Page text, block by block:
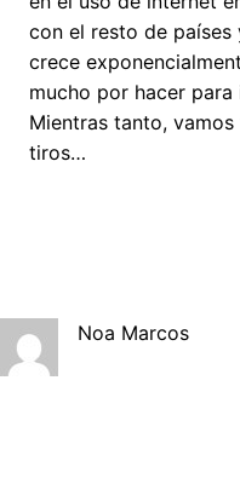
con el resto de países
crece
mucho por hacer
Mientras tanto,
tiros…
Noa Marcos